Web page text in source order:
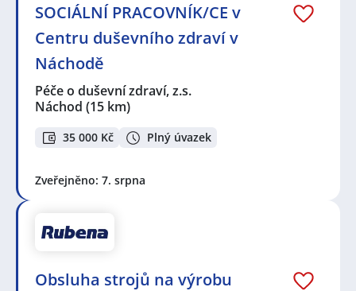
SOCIÁLNÍ PRACOVNÍK/CE v
Centru duševního zdraví v
Náchodě
Péče o duševní zdraví, z.s.
Náchod (15 km)
35 000 Kč Plný úvazek
Zveřejněno: 7. srpna
Obsluha strojů na výrobu